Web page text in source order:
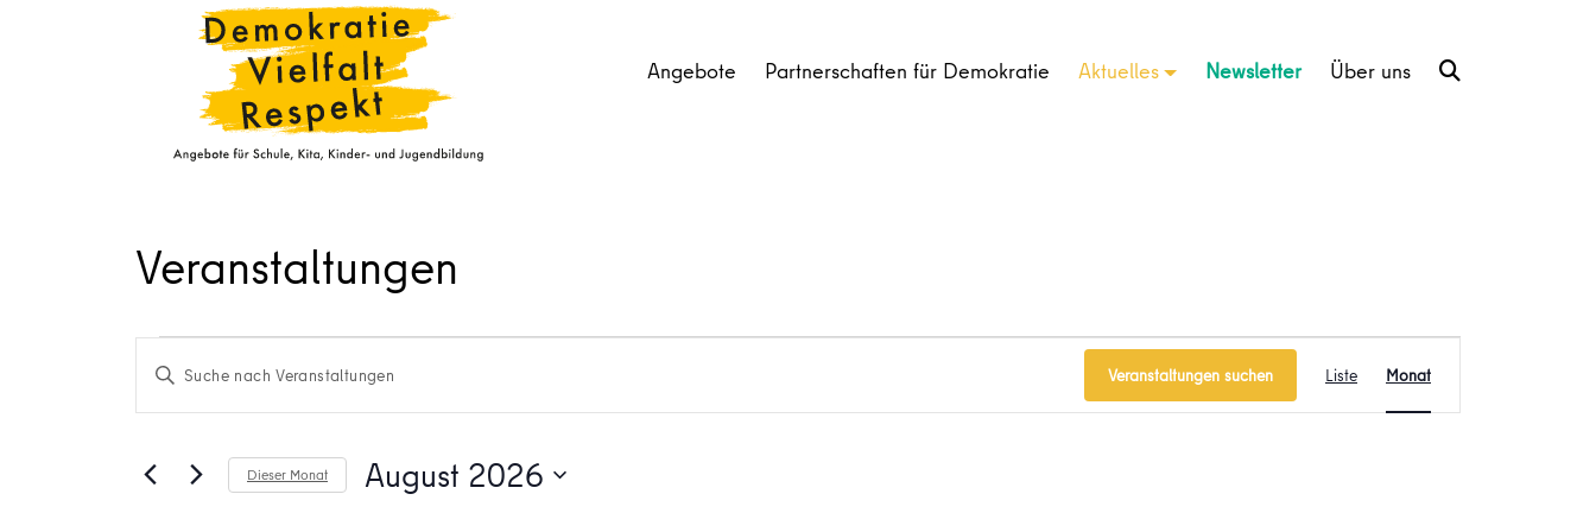
Angebote Partnerschaften für Demokratie Aktuelles Newsletter Über uns
Veranstaltungen
Veranstaltungen
Veranstaltungen
Suche
und
Bitte
nach
Veranstaltungen suchen
Veranstaltung
Ansichten-
Liste Monat
Dieser Monat August 2026